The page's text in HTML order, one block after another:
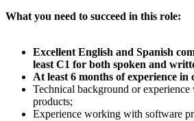
What you need to succeed in this role:
Excellent English and Spanish
least C1 for both spoken and
At least 6 months of experience
Technical background or
products;
Experience working with software